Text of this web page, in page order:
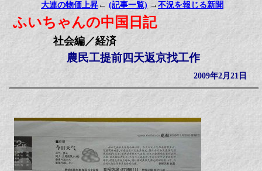
大連の物価上昇← (記事一覧) → 不況を報じる新聞
ふいちゃんの中国日記
社会編／経済
農民工提前四天返京找工作
2009年2月21日